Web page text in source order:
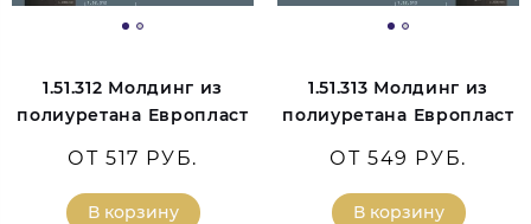
1.51.312 Молдинг из
полиуретана Европласт
ОТ 517 РУБ.
В корзину
1.51.313 Молдинг из
полиуретана Европласт
ОТ 549 РУБ.
В корзину